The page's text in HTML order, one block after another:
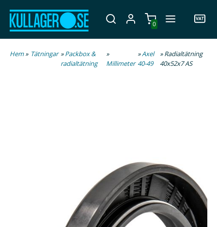
0
Hem» Tätningar »Packbox &
radialtätning
»
Millimeter
»Axel
40-49
» Radialtätning
40x52x7 AS